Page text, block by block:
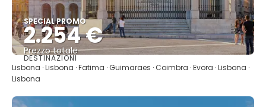
SPECIAL PROMO
2.254 €
Prezzo totale
Vedere
DESTINAZIONI
Lisbona · Lisbona · Fatima · Guimaraes · Coimbra · Evora · Lisbona ·
Lisbona